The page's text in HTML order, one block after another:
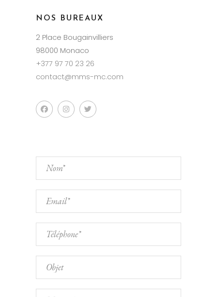
NOS BUREAUX
2 Place Bougainvilliers
98000 Monaco
+377 97 70 23 26
contact@mms-mc.com